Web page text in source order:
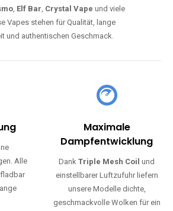
, Elf Bar, Crystal Vape und viele
Vapes stehen für Qualität, lange
und authentischen Geschmack.
Alle
Maximale
Dampfentwicklung
DankTriple Mesh Coil und
einstellbarer Luftzufuhr liefern
unsere Modelle dichte,
geschmackvolle Wolken für ein